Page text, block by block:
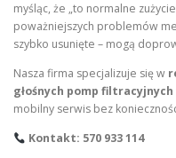
myśląc, że „to normalne
poważniejszych problemów
szybko usunięte – mogą
Nasza firma specjalizuje się w
głośnych pomp
mobilny serwis bez
Kontakt: 570 933 114